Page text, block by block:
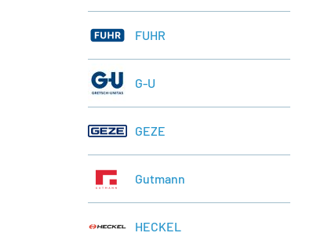
FUHR
G-U
GEZE
Gutmann
HECKEL